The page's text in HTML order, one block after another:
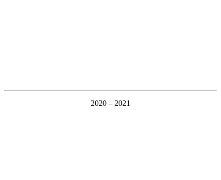
2020 – 2021